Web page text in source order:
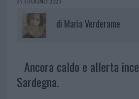
di Maria Verderame
Ancora caldo e allerta
Sardegna.